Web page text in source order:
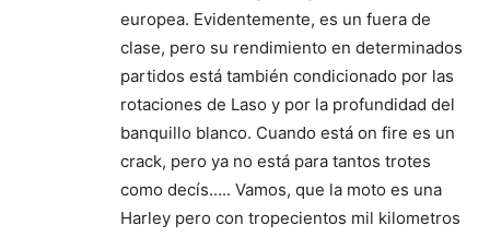
europea. Evidentemente, es un fuera de
clase, pero su rendimiento en determinados
partidos está también condicionado por las
rotaciones de Laso y por la profundidad del
banquillo blanco. Cuando está on fire es un
crack, pero ya no está para tantos trotes
como decís….. Vamos, que la moto es una
Harley pero con tropecientos mil kilometros